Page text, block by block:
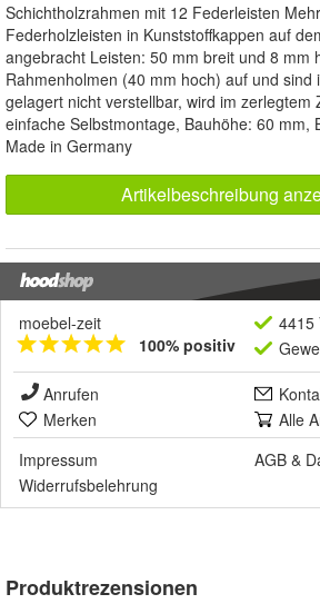
Schichtholzrahmen mit 12 Federleisten
Federholzleisten in Kunststoffkappen auf
angebracht Leisten: 50 mm breit und 8 mm
Rahmenholmen (40 mm hoch) auf und sind
gelagert nicht verstellbar, wird im zerlegtem
einfache Selbstmontage, Bauhöhe: 60 mm,
Made in Germany
Artikelbeschreibung
moebel-zeit
100% positiv
4415
Anrufen
Merken
Alle
Impressum
AGB &
Widerrufsbelehrung
Produktrezensionen